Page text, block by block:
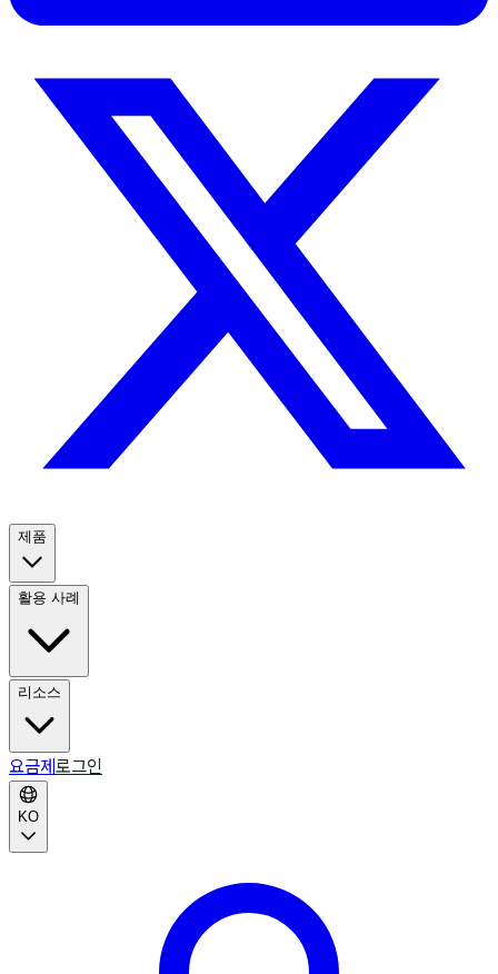
제품
활용 사례
리소스
요금제 로그인
KO